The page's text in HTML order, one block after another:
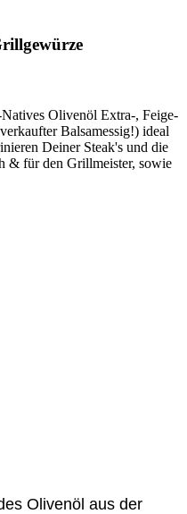
Olivenöl Extra-, Feige-
Balsamessig!) ideal
Deiner Steak's und die
& für den Grillmeister, sowie
Olivenöl aus der